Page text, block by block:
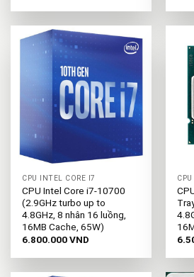
CPU INTEL CORE I7
CPU Intel Core i7-10700
(2.9GHz turbo up to
4.8GHz, 8 nhân 16 luồng,
16MB Cache, 65W)
6.800.000VND